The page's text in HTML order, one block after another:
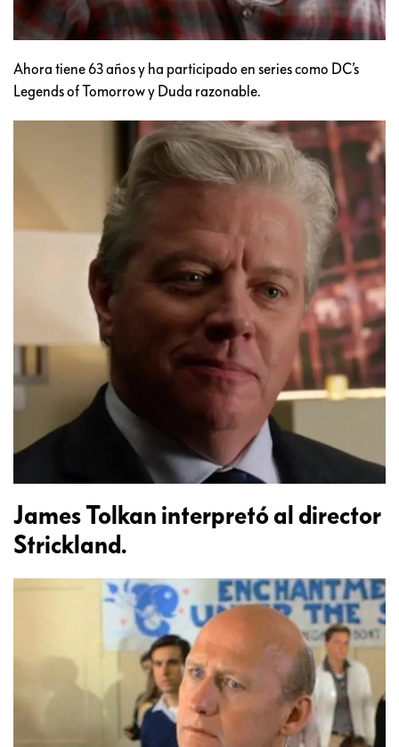
Ahora tiene 63 años y ha participado en series como DC’s
Legends of Tomorrow y Duda razonable.
James Tolkan interpretó al director
Strickland.